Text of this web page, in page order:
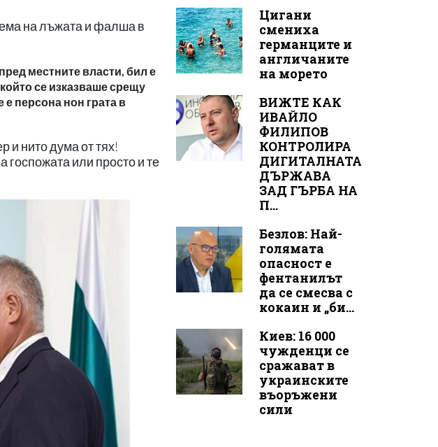
на лъжата и фалша в
местните власти, бил е
се изказваше срещу
персона нон грата в
нито дума от тях!
госпожата или просто и те
Цигани
смениха
германците и
англичаните
на морето
ВИЖТЕ КАК
ИВАЙЛО
ФИЛИПОВ
КОНТРОЛИРА
ДИГИТАЛНАТА
ДЪРЖАВА
ЗАД ГЪРБА НА
П...
Безлов: Най-
голямата
опасност е
фентанилът
да се смесва с
кокаин и „би...
Киев: 16 000
чужденци се
сражават в
украинските
въоръжени
сили